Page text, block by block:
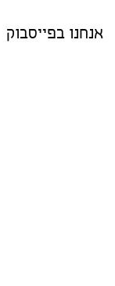
אנחנו בפייסבוק